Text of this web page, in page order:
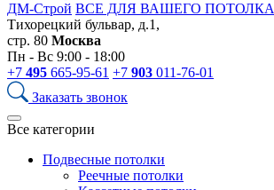
ДМ-Строй ВСЕ ДЛЯ ВАШЕГО ПОТОЛКА
Тихорецкий бульвар, д.1,
стр. 80 Москва
Пн - Вс 9:00 - 18:00
+7 495 665-95-61 +7 903 011-76-01
Заказать звонок
Все категории
Подвесные потолки
Реечные потолки